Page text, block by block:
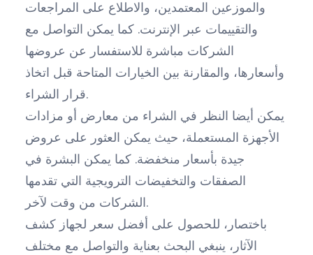
والموزعين المعتمدين، والاطلاع على المراجعات
والتقييمات عبر الإنترنت. كما يمكن التواصل مع
الشركات مباشرة للاستفسار عن عروضها
وأسعارها، والمقارنة بين الخيارات المتاحة قبل اتخاذ
قرار الشراء.
يمكن أيضا النظر في الشراء من معارض أو مزادات
الأجهزة المستعملة، حيث يمكن العثور على عروض
جيدة بأسعار منخفضة. كما يمكن البشرة في
الصفقات والتخفيضات الترويجية التي تقدمها
الشركات من وقت لآخر.
باختصار، للحصول على أفضل سعر لجهاز كشف
الآثار، ينبغي البحث بعناية والتواصل مع مختلف